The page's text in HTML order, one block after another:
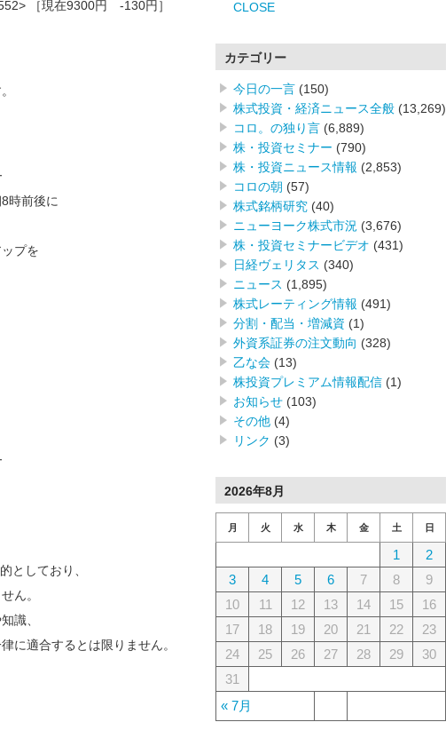
［現在9300円 -130円］
時前後に
プを
としており、
ん。
識、
に適合するとは限りません。
CLOSE
カテゴリー
今日の一言 (150)
株式投資・経済ニュース全般 (13,269)
コロ。の独り言 (6,889)
株・投資セミナー (790)
株・投資ニュース情報 (2,853)
コロの朝 (57)
株式銘柄研究 (40)
ニューヨーク株式市況 (3,676)
株・投資セミナービデオ (431)
日経ヴェリタス (340)
ニュース (1,895)
株式レーティング情報 (491)
分割・配当・増減資 (1)
外資系証券の注文動向 (328)
乙な会 (13)
株投資プレミアム情報配信 (1)
お知らせ (103)
その他 (4)
リンク (3)
2026年8月
月 火 水 木 金 土 日
« 7月
1
2
3
4 5 6 7 8
9
10
11 12 13 14 15
16
17
18 19 20 21 22
23
24
25 26 27 28 29
30
31